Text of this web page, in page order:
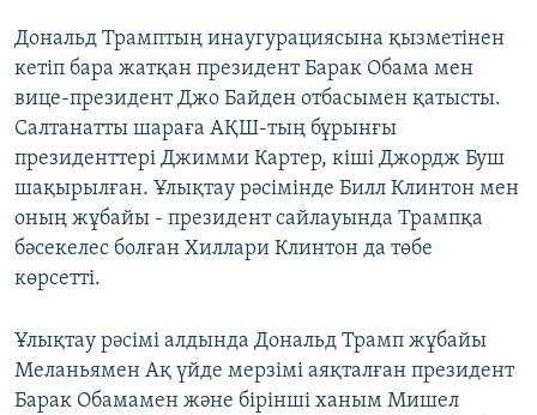
Дональд Трамптың инаугурациясына қызметінен
кетіп бара жатқан президент Барак Обама мен
вице-президент Джо Байден отбасымен қатысты.
Салтанатты шараға АҚШ-тың бұрынғы
президенттері Джимми Картер, кіші Джордж Буш
шақырылған. Ұлықтау рәсімінде Билл Клинтон мен
оның жұбайы - президент сайлауында Трампқа
бәсекелес болған Хиллари Клинтон да төбе
көрсетті.
Ұлықтау рәсімі алдында Дональд Трамп жұбайы
Меланьямен Ақ үйде мерзімі аяқталған президент
Барак Обамамен және бірінші ханым Мишел